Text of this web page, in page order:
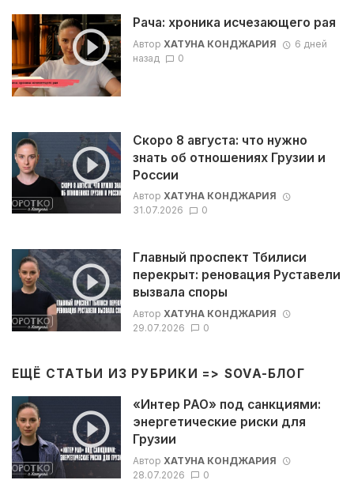
Рача: хроника исчезающего рая
Автор ХАТУНА КОНДЖАРИЯ
6 дней
назад
0
Скоро 8 августа: что нужно
знать об отношениях Грузии и
России
Автор ХАТУНА КОНДЖАРИЯ
31.07.2026
0
Главный проспект Тбилиси
перекрыт: реновация Руставели
вызвала споры
Автор ХАТУНА КОНДЖАРИЯ
29.07.2026
0
ЕЩЁ СТАТЬИ ИЗ РУБРИКИ => SOVA-БЛОГ
«Интер РАО» под санкциями:
энергетические риски для
Грузии
Автор ХАТУНА КОНДЖАРИЯ
28.07.2026
0